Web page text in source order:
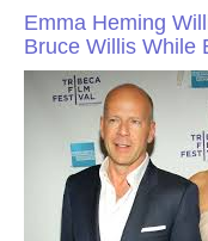
Emma Heming
Bruce Willis While